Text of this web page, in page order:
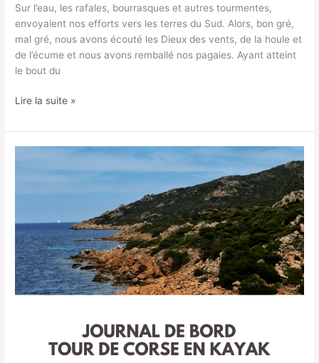
Sur l’eau, les rafales, bourrasques et autres tourmentes,
envoyaient nos efforts vers les terres du Sud. Alors, bon gré,
mal gré, nous avons écouté les Dieux des vents, de la houle et
de l’écume et nous avons remballé nos pagaies. Ayant atteint
le bout du
Lire la suite »
en
kayak
:
semaine
2